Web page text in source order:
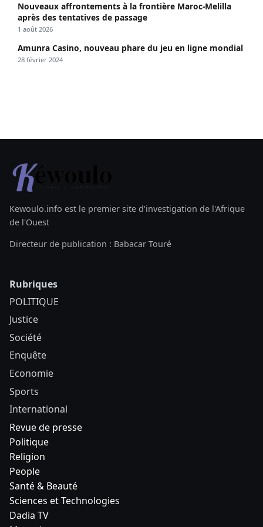
Nouveaux affrontements à la frontière Maroc-Melilla
après des tentatives de passage
1 août 2026
Amunra Casino, nouveau phare du jeu en ligne mondial
28 février 2024
Kewoulo.info est le premier site d'investigation de l'Afrique
de l'Ouest
Directeur de publication : Babacar Touré
Rubriques
POLITIQUE
Justice
Société
Enquête
Economie
Sports
International
Revue de presse
Politique
Religion
People
Santé & Beauté
Sciences et Technologies
Dadia TV